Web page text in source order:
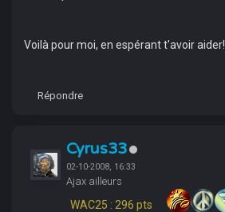
Voilà pour moi, en espérant t'avoir aider!
Répondre
Cyrus33
02-10-2008, 16:33
Ajax ailleurs
WAC25 : 296 pts